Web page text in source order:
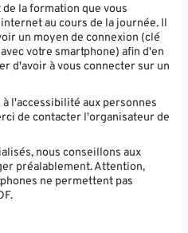
la formation que vous
au cours de la journée. Il
un moyen de connexion (clé
votre smartphone) afin d'en
d'avoir à vous connecter sur un
l'accessibilité aux personnes
de contacter l'organisateur de
nous conseillons aux
préalablement. Attention,
ne permettent pas